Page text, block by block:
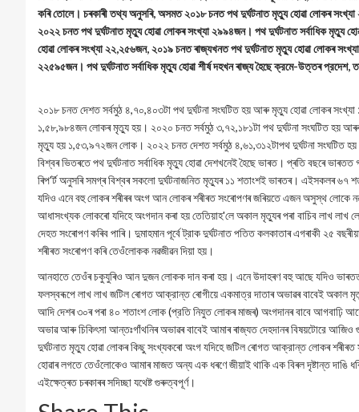
কৰি তোলে। চৰকাৰী তথ্য অনুসৰি, অসমত ২০১৮ চনত পথ দুর্ঘটনাত মৃত্যু হোৱা লোকৰ
২০২২ চনত পথ দুর্ঘটনাত মৃত্যু হোৱা লোকৰ সংখ্যা ২৯৯৪জন। পথ দুর্ঘটনাত সর্বাধিক
হোৱা লোকৰ সংখ্যা ২২,২৫৬জন, ২০১৯ চনত ৰাজ্যখনত পথ দুৰ্ঘটনাত মৃত্যু হোৱা লোকৰ
২২৫৯৫জন। পথ দুর্ঘটনাত সর্বাধিক মৃত্যু হোৱা শীর্ষ দহখন ৰাজ্য হৈছে ক্রমে-উত্তৰ প্রদেশ,
২০১৮ চনত দেশত সর্বমুঠ ৪,৭০,৪০৩টা পথ দুর্ঘটনা সংঘটিত হয় আৰু মৃত্যু হোৱা লোকৰ
১,৫৮,৯৮৪জন লোকৰ মৃত্যু হয়। ২০২০ চনত সর্বমুঠ ৩,৭২,১৮১টা পথ দুর্ঘটনা সংঘটিত হয়
মৃত্যু হয় ১,৫৩,৯৭২জন লোক। ২০২২ চনত দেশত সর্বমুঠ ৪,৬১,৩১২টাপথ দুর্ঘটনা সংঘটিত
বিশ্বৰ ভিতৰতে পথ দুৰ্ঘটনাত সর্বাধিক মৃত্যু হোৱা দেশখনেই হৈছে ভাৰত। প্ৰতি বছৰে
ৰিপ'ৰ্ট অনুসৰি সমগ্ৰ বিশ্বৰ সকলো দুর্ঘটনাজনিত মৃত্যুৰ ১১ শতাংশই ভাৰতৰ। এইসকলৰ ৬৭
যদিও এনে বহু লোকৰ শৰীৰৰ অংগ আন লোকৰ শৰীৰত সংৰোপণৰ জৰিয়তে এজন অসুস্থ লোকে
আধাসংখ্যক লোকৰো যদিহে অংগদান কৰা হয় তেতিয়াহ'লে অকাল মৃত্যুৰ পৰা বাচিব লাখ
দেহত সংৰোপণ কৰিব পাৰি। দুমাহমান পূর্বে ট্রাক দুর্ঘটনাত পতিত কলকাতাৰ এগৰাকী ২৫
শৰীৰত সংৰোপণ কৰি তেওঁলোকক নৱজীৱন দিয়া হয়।
আনহাতে তেওঁৰ চকুযুৰিও আন দুজন লোকক দান কৰা হয়। এনে উদাহৰণ বহু আছে যদিও ভাৰতত
ফলস্বৰূপে লাখ লাখ জটিল ৰোগত আক্রান্ত ৰোগীয়ে একমাত্র দাতাৰ অভাৱৰ বাবেই অকাল মৃত্যুক
আদি দেশৰ ৩০ৰ পৰা ৪০ শতাংশ লোক (প্রতি নিযুত লোকৰ মাজৰ) অংগদানৰ বাবে আগবাঢ়ি
অভাৱ আৰু চিকিৎসা আন্তঃগাঁথনিৰ অভাৱৰ বাবেই আমাৰ ৰাজ্যত দেহদানৰ বিষয়টোরে আজিও
দুর্ঘটনাত মৃত্যু হোৱা লোকৰ কিছু সংখ্যকৰো অংগ যদিহে জটিল ৰোগত আক্রান্ত লোকৰ
হোৱাৰ লগতে তেওঁলোকেও আমাৰ মাজত অন্য এক ধৰণে জীয়াই থাকি এক বিৰল দৃষ্টান্ত দাঙি
এইক্ষেত্ৰত চৰকাৰৰ সদিচ্ছা যথেষ্ট গুৰুত্বপূর্ণ।